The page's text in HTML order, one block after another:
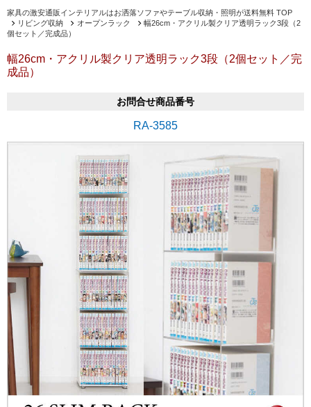
家具の激安通販インテリアルはお洒落ソファやテーブル収納・照明が送料無料 TOP
リビング収納
オープンラック
幅26cm・アクリル製クリア透明ラック3段（2
個セット／完成品）
幅26cm・アクリル製クリア透明ラック3段（2個セット／完
成品）
お問合せ商品番号
RA-3585